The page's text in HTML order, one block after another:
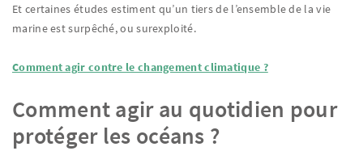
Et certaines études estiment qu’un tiers de l’ensemble de la vie
marine est surpêché, ou surexploité.
Comment agir contre le changement climatique ?
Comment agir au quotidien pour
protéger les océans ?